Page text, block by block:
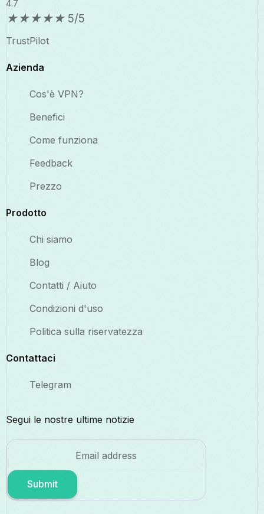
4.7
★★★★★ 5/5
TrustPilot
Azienda
Cos'è VPN?
Benefici
Come funziona
Feedback
Prezzo
Prodotto
Chi siamo
Blog
Contatti / Aiuto
Condizioni d'uso
Politica sulla riservatezza
Contattaci
Telegram
Segui le nostre ultime notizie
Submit